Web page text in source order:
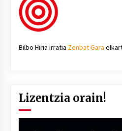
Bilbo Hiria irratia Zenbat Gara
Lizentzia orain!